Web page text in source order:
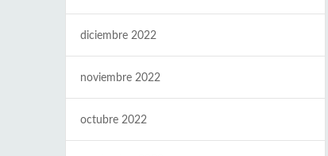
diciembre 2022
noviembre 2022
octubre 2022